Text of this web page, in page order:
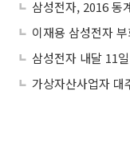
가상자산사업자 대